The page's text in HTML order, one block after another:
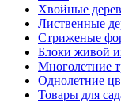
Хвойные
Лиственные
Стриженые
Блоки живой
Многолетние
Однолетние
Товары для